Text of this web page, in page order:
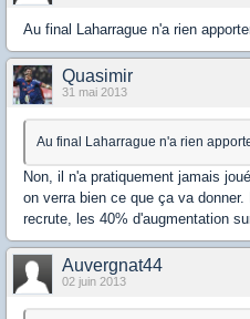
Au final Laharrague n'a rien
Quasimir
31 mai 2013
Au final Laharrague n'a rien
Non, il n'a pratiquement jamais
on verra bien ce que ça va
recrute, les 40% d'augmentation
Auvergnat44
02 juin 2013